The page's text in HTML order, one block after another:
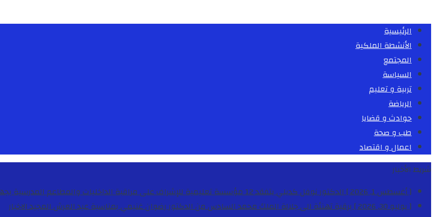
الرئيسية
الأنشطة الملكية
المجتمع
السياسة
تربية و تعليم
الرياضة
حوادث و قضايا
طب و صحة
اعمال و اقتصاد
شريط الأخبار
[ أغسطس 1, 2026 ]
الدكتور نوفل كديلي يتفقد 12 مؤسسة تعليمية للإشراف على مراقبة الداخليات والمطاعم المدرسية بجهة الدار البيضاء-سطات
[ يوليو 30, 2026 ]
برقية تهنئة الى جلالة الملك محمد السادس من الدكتور رضوان غنيمي بمناسبة عيد العرش المجيدالاخبار